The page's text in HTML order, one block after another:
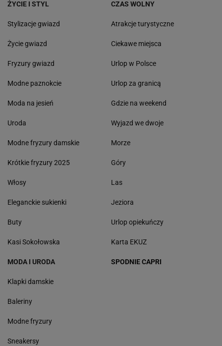
ŻYCIE I STYL
Stylizacje gwiazd
Życie gwiazd
Fryzury gwiazd
Modne paznokcie
Moda na jesień
Uroda
Modne fryzury damskie
Krótkie fryzury 2025
Włosy
Eleganckie sukienki
Buty
Kasi Sokołowska
CZAS WOLNY
Atrakcje turystyczne
Ciekawe miejsca
Urlop w Polsce
Urlop za granicą
Gdzie na weekend
Wyjazd we dwoje
Morze
Góry
Las
Jeziora
Urlop opiekuńczy
Karta EKUZ
MODA I URODA
Klapki damskie
Baleriny
Modne fryzury
Sneakersy
SPODNIE CAPRI